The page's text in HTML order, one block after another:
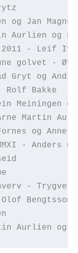
Jan
Aurlien og
- Leif
golvet -
Gryt og
Rolf Bakke
Meiningen og
Martin
og
- Anders
- Trygve
Aurlien og